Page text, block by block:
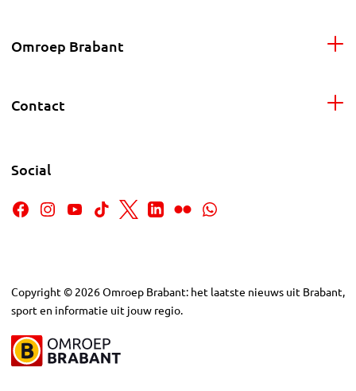
Omroep Brabant
Contact
Social
Copyright © 2026Omroep Brabant: het laatste nieuws uit Brabant,
sport en informatie uit jouw regio.